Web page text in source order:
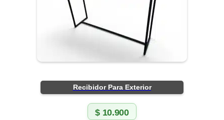
Recibidor Para Exterior
$10.900